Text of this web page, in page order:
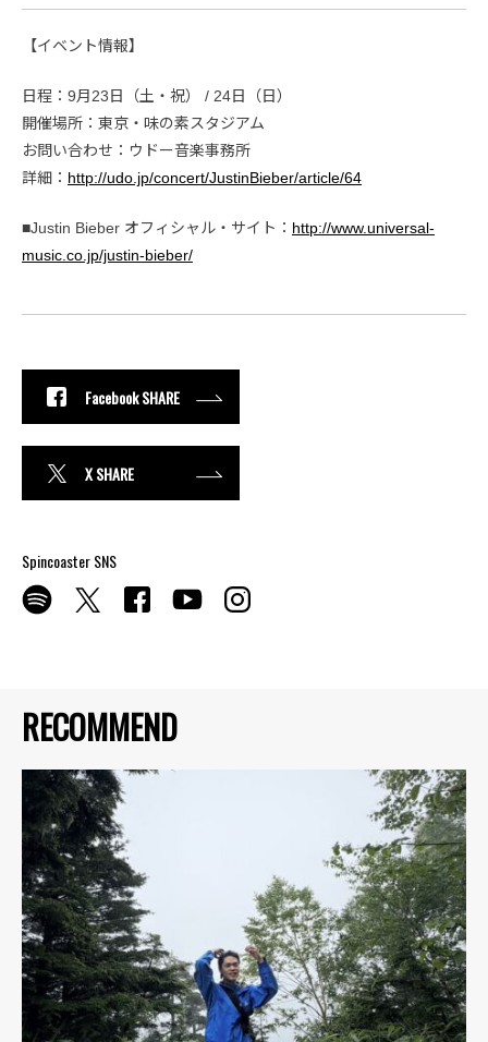
RECOMMEND
【イベント情報】
日程：9月23日（土・祝） / 24日（日）
開催場所：東京・味の素スタジアム
お問い合わせ：ウドー音楽事務所
詳細： http://udo.jp/concert/JustinBieber/article/64
■Justin Bieber オフィシャル・サイト： http://www.universal-
music.co.jp/justin-bieber/
Facebook SHARE
X SHARE
Spincoaster SNS